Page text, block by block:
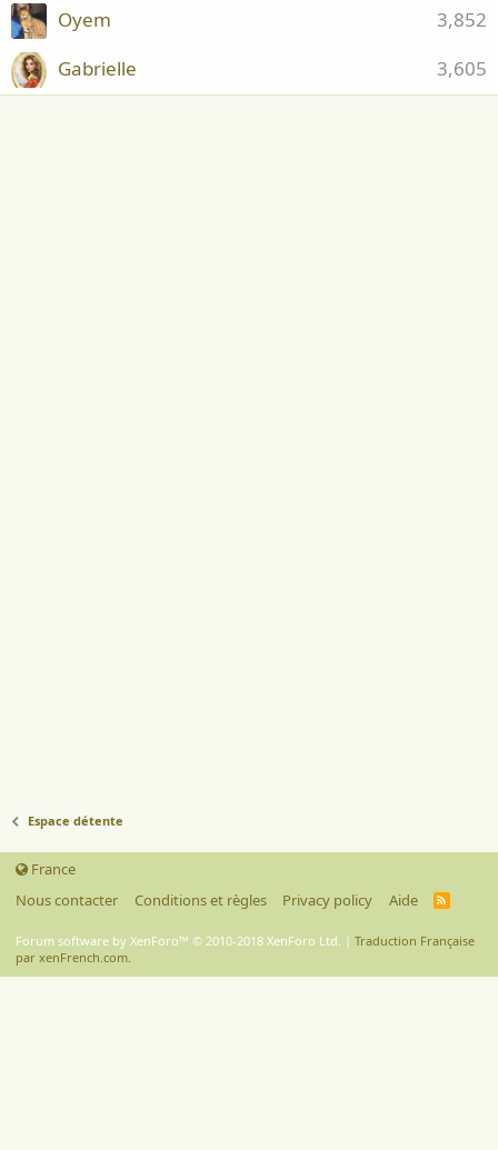
3,852
Oyem
3,605
Gabrielle
Espace détente
France
Nous contacter
Conditions et règles Privacy policy Aide
R
S
Forum software by XenForo™ © 2010-2018 XenForo Ltd. | Traduction Française
par xenFrench.com.